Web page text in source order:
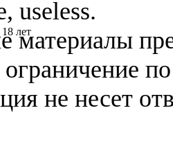
useless.
материалы
не несет